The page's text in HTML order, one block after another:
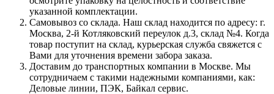
указанной комплектации.
Самовывоз со склада. Наш склад находится по адресу: г.
Москва, 2-й Котляковский переулок д.3, склад №4. Когда
товар поступит на склад, курьерская служба свяжется с
Вами для уточнения времени забора заказа.
Доставим до транспортных компании в Москве. Мы
сотрудничаем с такими надежными компаниями, как:
Деловые линии, ПЭК, Байкал сервис.